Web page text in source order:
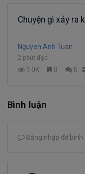
Chuyện gì xảy ra
Nguyen Anh Tuan
2 phút đọc
1.0K 0 0
Bình luận
Đăng nhập để bình